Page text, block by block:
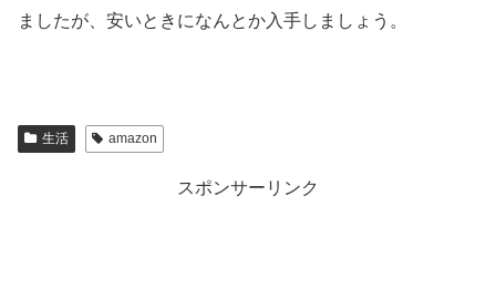
ましたが、安いときになんとか入手しましょう。
生活 amazon
スポンサーリンク